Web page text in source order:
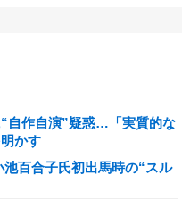
“自作自演”疑惑…「実質的な
かす
百合子氏初出馬時の“スル